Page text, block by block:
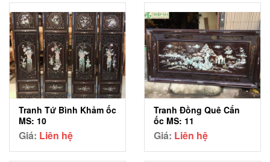
Tranh Tứ Bình Khảm ốc
MS: 10
Giá: Liên hệ
Tranh Đồng Quê Cẩn
ốc MS: 11
Giá: Liên hệ